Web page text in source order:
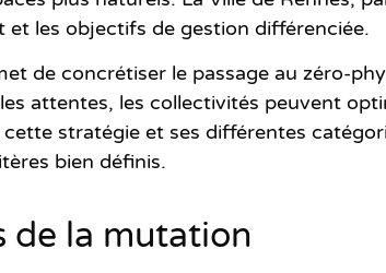
et les objectifs de gestion différenciée.
de concrétiser le passage au zéro-
attentes, les collectivités peuvent
stratégie et ses différentes
bien définis.
de la mutation